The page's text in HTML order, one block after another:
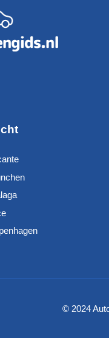
© 2024